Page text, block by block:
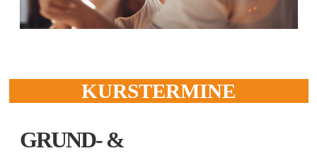
KURSTERMINE
GRUND- &